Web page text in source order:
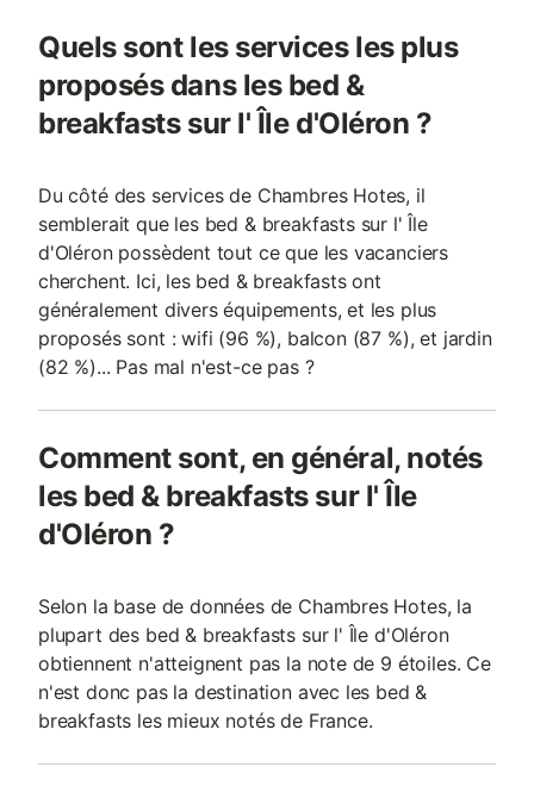
Quels sont les services les plus
proposés dans les bed &
breakfasts sur l' Île d'Oléron ?
Du côté des services de Chambres Hotes, il
semblerait que les bed & breakfasts sur l' Île
d'Oléron possèdent tout ce que les vacanciers
cherchent. Ici, les bed & breakfasts ont
généralement divers équipements, et les plus
proposés sont : wifi (96 %), balcon (87 %), et jardin
(82 %)... Pas mal n'est-ce pas ?
Comment sont, en général, notés
les bed & breakfasts sur l' Île
d'Oléron ?
Selon la base de données de Chambres Hotes, la
plupart des bed & breakfasts sur l' Île d'Oléron
obtiennent n'atteignent pas la note de 9 étoiles. Ce
n'est donc pas la destination avec les bed &
breakfasts les mieux notés de France.